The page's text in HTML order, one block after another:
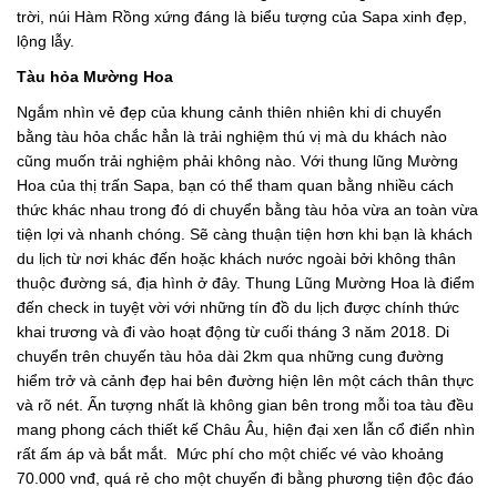
trời, núi Hàm Rồng xứng đáng là biểu tượng của Sapa xinh đẹp,
lộng lẫy.
Tàu hỏa Mường Hoa
Ngắm nhìn vẻ đẹp của khung cảnh thiên nhiên khi di chuyển
bằng tàu hỏa chắc hẳn là trải nghiệm thú vị mà du khách nào
cũng muốn trải nghiệm phải không nào. Với thung lũng Mường
Hoa của thị trấn Sapa, bạn có thể tham quan bằng nhiều cách
thức khác nhau trong đó di chuyển bằng tàu hỏa vừa an toàn vừa
tiện lợi và nhanh chóng. Sẽ càng thuận tiện hơn khi bạn là khách
du lịch từ nơi khác đến hoặc khách nước ngoài bởi không thân
thuộc đường sá, địa hình ở đây. Thung Lũng Mường Hoa là điểm
đến check in tuyệt vời với những tín đồ du lịch được chính thức
khai trương và đi vào hoạt động từ cuối tháng 3 năm 2018. Di
chuyển trên chuyến tàu hỏa dài 2km qua những cung đường
hiểm trở và cảnh đẹp hai bên đường hiện lên một cách thân thực
và rõ nét. Ấn tượng nhất là không gian bên trong mỗi toa tàu đều
mang phong cách thiết kế Châu Âu, hiện đại xen lẫn cổ điển nhìn
rất ấm áp và bắt mắt. Mức phí cho một chiếc vé vào khoảng
70.000 vnđ, quá rẻ cho một chuyến đi bằng phương tiện độc đáo